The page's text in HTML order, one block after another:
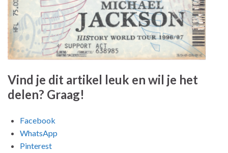
Vind je dit artikel leuk en wil je het
delen? Graag!
Facebook
WhatsApp
Pinterest